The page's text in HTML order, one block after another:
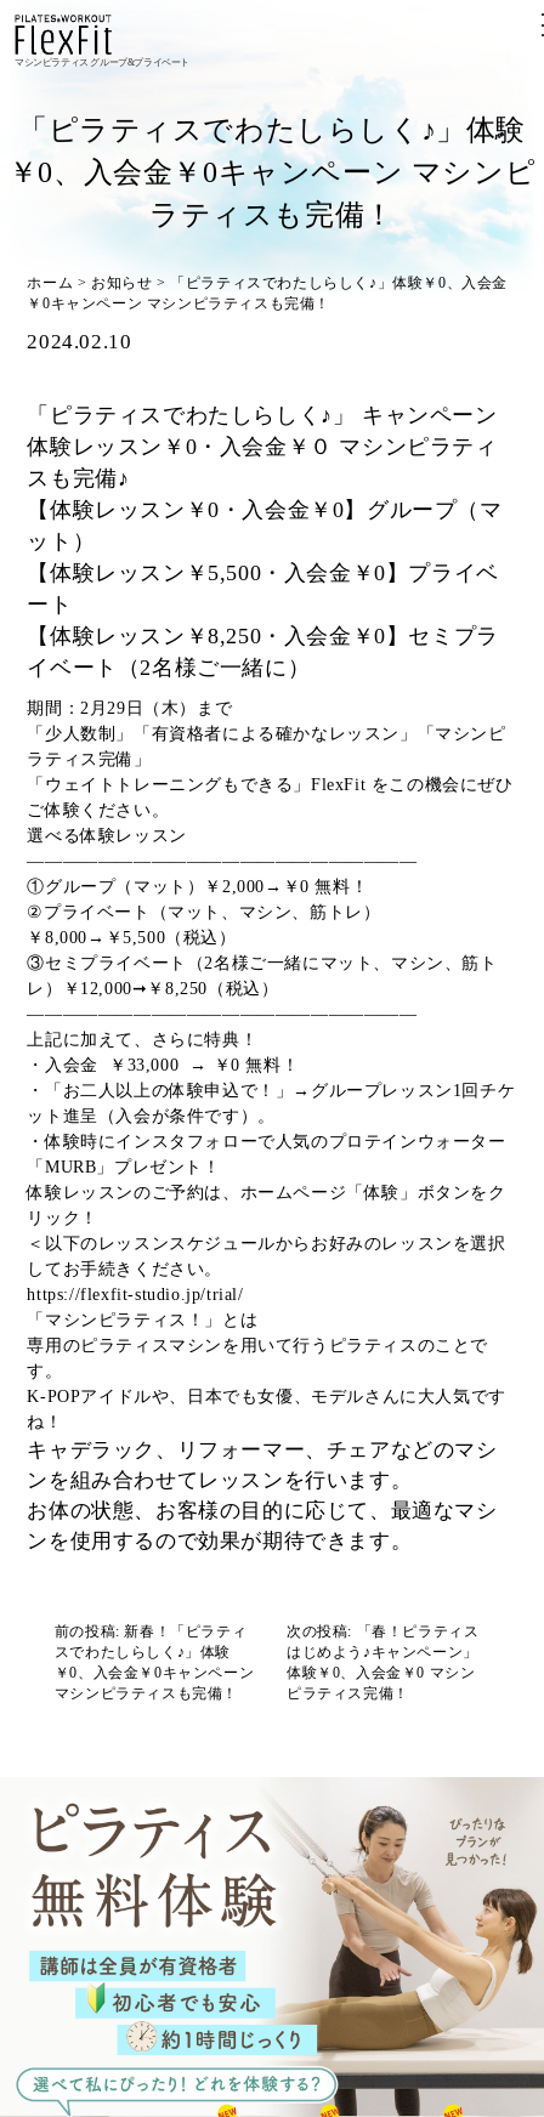
マシンピラティス グループ&プライベート
「ピラティスでわたしらしく♪」体験
￥0、入会金￥0キャンペーン マシンピ
ラティスも完備！
ホーム > お知らせ >
「ピラティスでわたしらしく♪」体験￥0、入会金
￥0キャンペーン マシンピラティスも完備！
2024.02.10
「ピラティスでわたしらしく♪」 キャンペーン
体験レッスン￥0・入会金￥０ マシンピラティ
スも完備♪
【体験レッスン￥0・入会金￥0】グループ（マ
ット）
【体験レッスン￥5,500・入会金￥0】プライベ
ート
【体験レッスン￥8,250・入会金￥0】セミプラ
イベート（2名様ご一緒に）
期間：2月29日（木）まで
「少人数制」「有資格者による確かなレッスン」「マシンピ
ラティス完備」
「ウェイトトレーニングもできる」FlexFit をこの機会にぜひ
ご体験ください。
選べる体験レッスン
——————————————————————
①グループ（マット）￥2,000→￥0 無料！
②プライベート（マット、マシン、筋トレ）
￥8,000→￥5,500（税込）
③セミプライベート（2名様ご一緒にマット、マシン、筋ト
レ）￥12,000➞￥8,250（税込）
——————————————————————
上記に加えて、さらに特典！
・入会金 ￥33,000 → ￥0 無料！
・「お二人以上の体験申込で！」→グループレッスン1回チケ
ット進呈（入会が条件です）。
・体験時にインスタフォローで人気のプロテインウォーター
「MURB」プレゼント！
体験レッスンのご予約は、ホームページ「体験」ボタンをク
リック！
＜以下のレッスンスケジュールからお好みのレッスンを選択
してお手続きください。
https://flexfit-studio.jp/trial/
「マシンピラティス！」とは
専用のピラティスマシンを用いて行うピラティスのことで
す。
K-POPアイドルや、日本でも女優、モデルさんに大人気です
ね！
キャデラック、リフォーマー、チェアなどのマシ
ンを組み合わせてレッスンを行います。
お体の状態、お客様の目的に応じて、最適なマシ
ンを使用するので効果が期待できます。
前の投稿: 新春！「ピラティ
スでわたしらしく♪」体験
￥0、入会金￥0キャンペーン
マシンピラティスも完備！
次の投稿: 「春！ピラティス
はじめよう♪キャンペーン」
体験￥0、入会金￥0 マシン
ピラティス完備！